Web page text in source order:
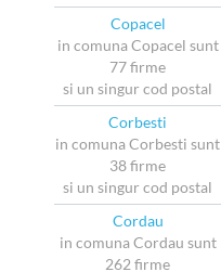
Copacel
in comuna Copacel sunt
77 firme
si un singur cod postal
Corbesti
in comuna Corbesti sunt
38 firme
si un singur cod postal
Cordau
in comuna Cordau sunt
262 firme